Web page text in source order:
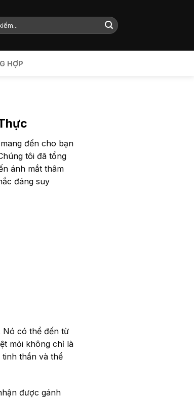
HỢP
đến cho bạn
tôi đã tổng
ánh mắt thâm
đáng suy
Nó có thể đến từ
mỏi không chỉ là
thần và thể
được gánh